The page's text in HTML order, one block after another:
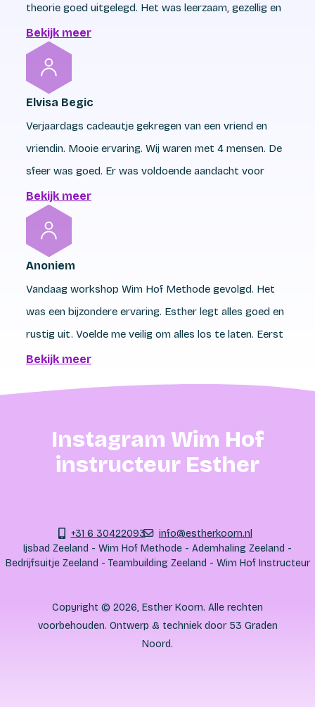
theorie goed uitgelegd. Het was leerzaam, gezellig en
het ijsbad toch uitdagend. Ook de lunch werd goed
verzorgd. Aanrader!
Bekijk meer
Elvisa Begic
Verjaardags cadeautje gekregen van een vriend en
vriendin. Mooie ervaring. Wij waren met 4 mensen. De
sfeer was goed. Er was voldoende aandacht voor
iedereen. Methode ken ik al en beoeffende het. Het
was wel fijn om het een keer van een proffecional te
horen en te zien. Lieve vrouw is Esther. Faciliteiten
waren top, omgeving ook en de luch was heerlijk. Ga
zo door Esther.
Bekijk meer
Anoniem
Vandaag workshop Wim Hof Methode gevolgd. Het
was een bijzondere ervaring. Esther legt alles goed en
rustig uit. Voelde me veilig om alles los te laten. Eerst
de ademhalingsessie. Dat was spannend. Na afloop
Bekijk meer
Instagram Wim Hof
instructeur Esther
+31 6 30422093
info@estherkoorn.nl
Ijsbad Zeeland - Wim Hof Methode - Ademhaling Zeeland -
Bedrijfsuitje Zeeland - Teambuilding Zeeland - Wim Hof Instructeur
Copyright © 2026, Esther Koorn. Alle rechten
voorbehouden. Ontwerp & techniek door 53 Graden
Noord.